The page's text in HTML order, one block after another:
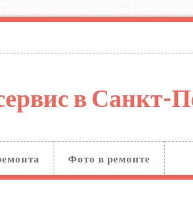
в Санкт-
Фото в ремонте